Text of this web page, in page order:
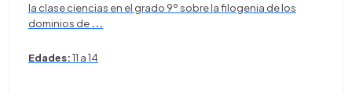
la clase ciencias en el grado 9º sobre la filogenia de los
dominios de ...
Edades:11 a 14